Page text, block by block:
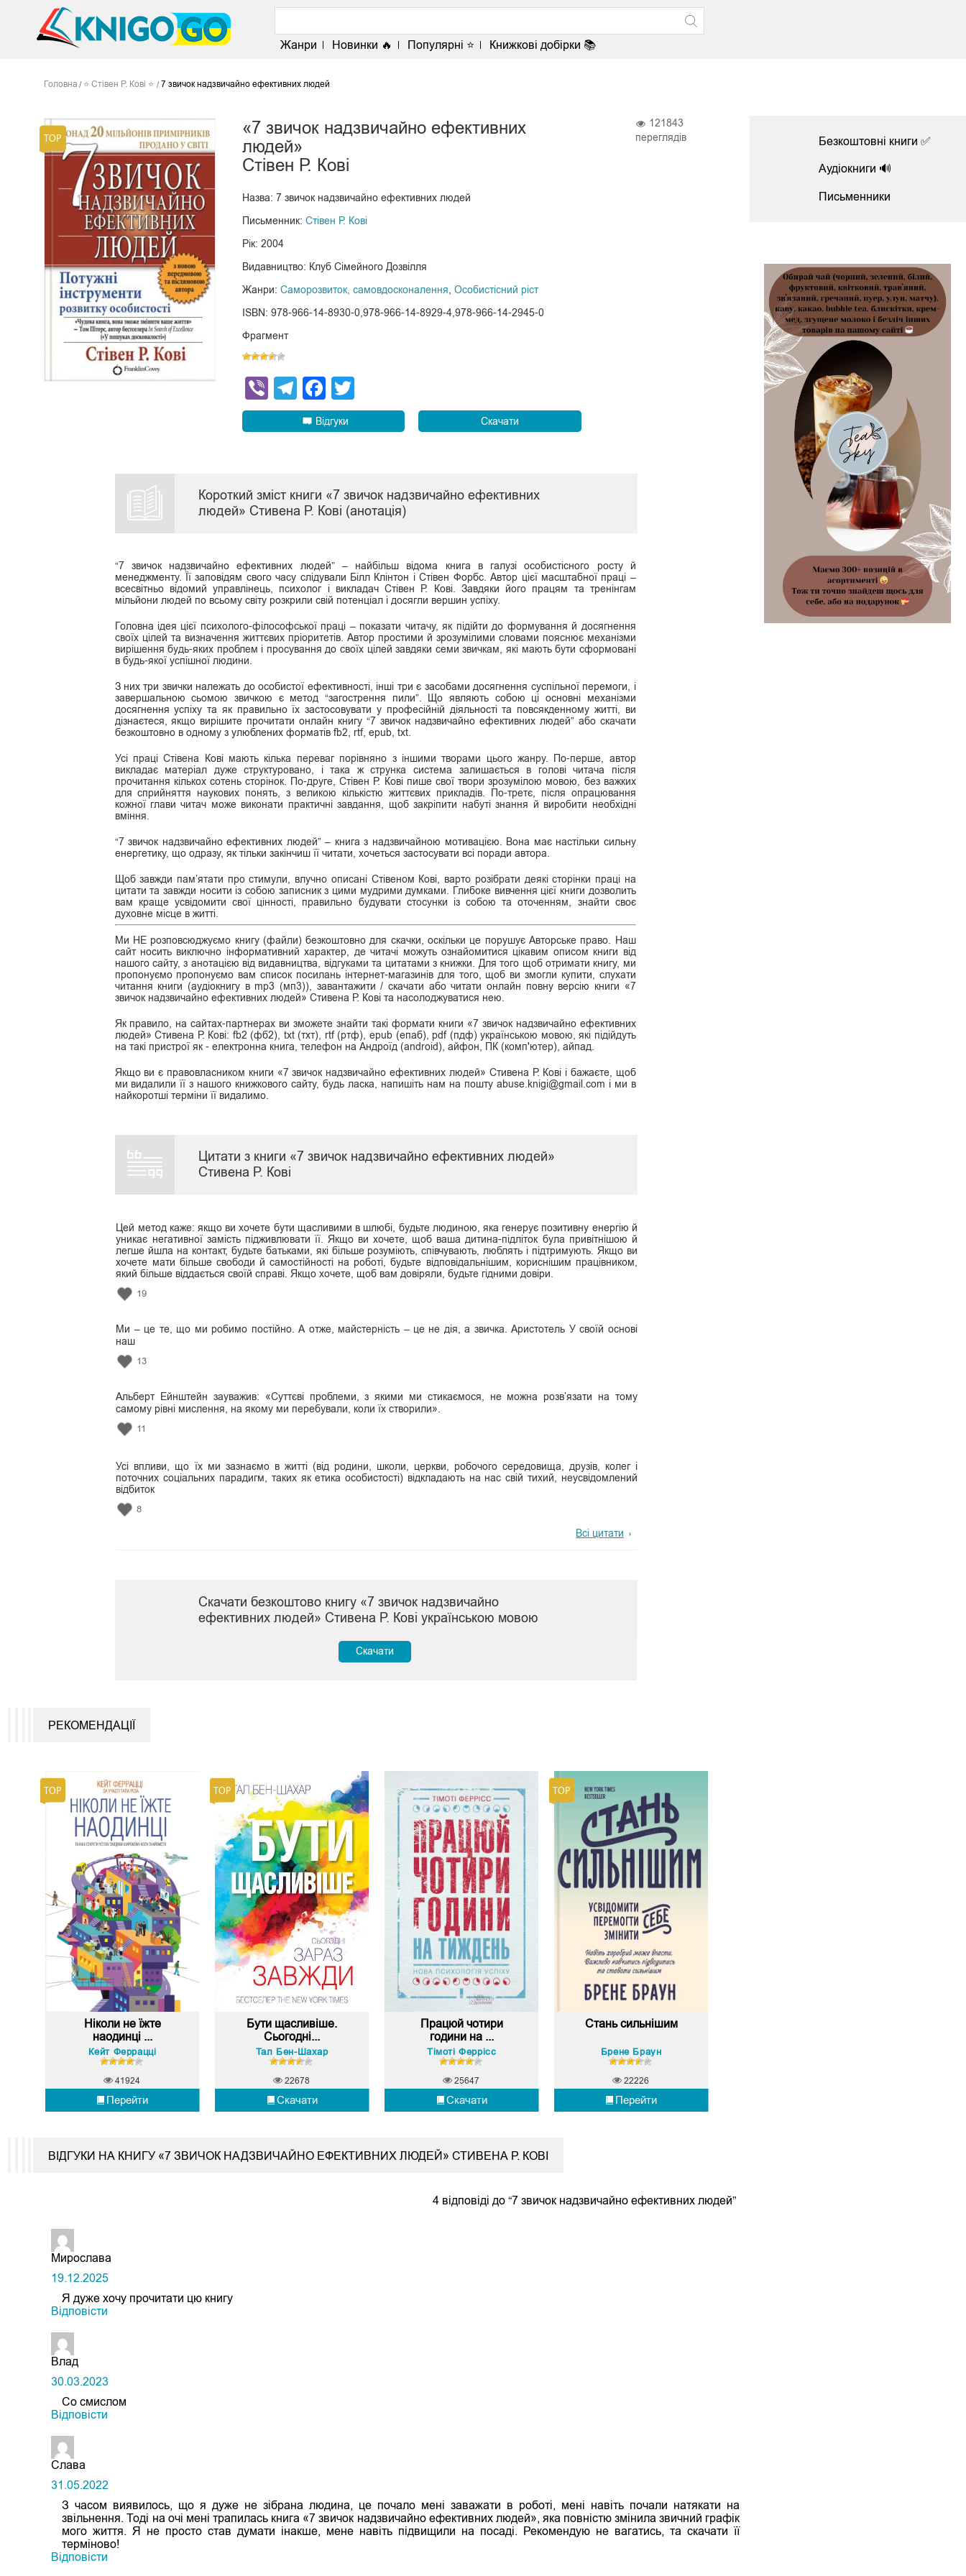
Жанри Новинки 🔥 Популярні ⭐ Книжкові добірки 📚
<
Головна ⭐ Стівен Р. Кові ⭐ 7 звичок надзвичайно ефективних людей
«7 звичок надзвичайно ефективних
людей»
Стівен Р. Кові
Назва: 7 звичок надзвичайно ефективних людей
Письменник: Стівен Р. Кові
Рік: 2004
Видавництво: Клуб Сімейного Дозвілля
Жанри: Саморозвиток, самовдосконалення Особистісний ріст
ISBN: 978-966-14-8930-0,978-966-14-8929-4,978-966-14-2945-0
Фрагмент
ViberTelegram
Facebook
Відгуки Скачати
121843
переглядів
Короткий зміст книги «7 звичок надзвичайно ефективних
людей» Стивена Р. Кові (анотація)
“7 звичок надзвичайно ефективних людей” – найбільш відома книга в галузі особистісного росту й
менеджменту. Її заповідям свого часу слідували Білл Клінтон і Стівен Форбс. Автор цієї масштабної праці –
всесвітньо відомий управлінець, психолог і викладач Стівен Р. Кові. Завдяки його працям та тренінгам
мільйони людей по всьому світу розкрили свій потенціал і досягли вершин успіху.
Головна ідея цієї психолого-філософської праці – показати читачу, як підійти до формування й досягнення
своїх цілей та визначення життєвих пріоритетів. Автор простими й зрозумілими словами пояснює механізми
вирішення будь-яких проблем і просування до своїх цілей завдяки семи звичкам, які мають бути сформовані
в будь-якої успішної людини.
З них три звички належать до особистої ефективності, інші три є засобами досягнення суспільної перемоги, і
завершальною сьомою звичкою є метод “загострення пили”. Що являють собою ці основні механізми
досягнення успіху та як правильно їх застосовувати у професійній діяльності та повсякденному житті, ви
дізнаєтеся, якщо вирішите прочитати онлайн книгу “7 звичок надзвичайно ефективних людей” або скачати
безкоштовно в одному з улюблених форматів fb2, rtf, epub, txt.
Усі праці Стівена Кові мають кілька переваг порівняно з іншими творами цього жанру. По-перше, автор
викладає матеріал дуже структуровано, і така ж струнка система залишається в голові читача після
прочитання кількох сотень сторінок. По-друге, Стівен Р. Кові пише свої твори зрозумілою мовою, без важких
для сприйняття наукових понять, з великою кількістю життєвих прикладів. По-третє, після опрацювання
кожної глави читач може виконати практичні завдання, щоб закріпити набуті знання й виробити необхідні
вміння.
“7 звичок надзвичайно ефективних людей” – книга з надзвичайною мотивацією. Вона має настільки сильну
енергетику, що одразу, як тільки закінчиш її читати, хочеться застосувати всі поради автора.
Щоб завжди пам’ятати про стимули, влучно описані Стівеном Кові, варто розібрати деякі сторінки праці на
цитати та завжди носити із собою записник з цими мудрими думками. Глибоке вивчення цієї книги дозволить
вам краще усвідомити свої цінності, правильно будувати стосунки із собою та оточенням, знайти своє
духовне місце в житті.
Ми НЕ розповсюджуємо книгу (файли) безкоштовно для скачки, оскільки це порушує Авторське право. Наш
сайт носить виключно інформативний характер, де читачі можуть ознайомитися цікавим описом книги від
нашого сайту, з анотацією від видавництва, відгуками та цитатами з книжки. Для того щоб отримати книгу, ми
пропонуємо пропонуємо вам список посилань інтернет-магазинів для того, щоб ви змогли купити, слухати
читання книги (аудіокнигу в mp3 (мп3)), завантажити / скачати або читати онлайн повну версію книги «7
звичок надзвичайно ефективних людей» Стивена Р. Кові та насолоджуватися нею.
Як правило, на сайтах-партнерах ви зможете знайти такі формати книги «7 звичок надзвичайно ефективних
людей» Стивена Р. Кові: fb2 (фб2), txt (тхт), rtf (ртф), epub (епаб), pdf (пдф) українською мовою, які підійдуть
на такі пристрої як - електронна книга, телефон на Андроїд (android), айфон, ПК (комп'ютер), айпад.
Якщо ви є правовласником книги «7 звичок надзвичайно ефективних людей» Стивена Р. Кові і бажаєте, щоб
ми видалили її з нашого книжкового сайту, будь ласка, напишіть нам на пошту abuse.knigi@gmail.com і ми в
найкоротші терміни її видалимо.
Цитати з книги «7 звичок надзвичайно ефективних людей»
Стивена Р. Кові
Цей метод каже: якщо ви хочете бути щасливими в шлюбі, будьте людиною, яка генерує позитивну енергію й
уникає негативної замість підживлювати її. Якщо ви хочете, щоб ваша дитина-підліток була привітнішою й
легше йшла на контакт, будьте батьками, які більше розуміють, співчувають, люблять і підтримують. Якщо ви
хочете мати більше свободи й самостійності на роботі, будьте відповідальнішим, кориснішим працівником,
який більше віддається своїй справі. Якщо хочете, щоб вам довіряли, будьте гідними довіри.
19
Ми – це те, що ми робимо постійно. А отже, майстерність – це не дія, а звичка. Аристотель У своїй основі
наш
13
Альберт Ейнштейн зауважив: «Суттєві проблеми, з якими ми стикаємося, не можна розв’язати на тому
самому рівні мислення, на якому ми перебували, коли їх створили».
11
Усі впливи, що їх ми зазнаємо в житті (від родини, школи, церкви, робочого середовища, друзів, колег і
поточних соціальних парадигм, таких як етика особистості) відкладають на нас свій тихий, неусвідомлений
відбиток
8
Всі цитати
Скачати безкоштово книгу «7 звичок надзвичайно
ефективних людей» Стивена Р. Кові українською мовою
Скачати
РЕКОМЕНДАЦІЇ
Ніколи не їжте
наодинці ...
Кейт Феррацці
Перейти
41924
Бути щасливіше.
Сьогодні...
Тал Бен-Шахар
Скачати
22678
Працюй чотири
години на ...
Тімоті Феррісс
Скачати
25647
Стань сильнішим
Брене Браун
Перейти
22226
ВІДГУКИ НА КНИГУ «7 ЗВИЧОК НАДЗВИЧАЙНО ЕФЕКТИВНИХ ЛЮДЕЙ» СТИВЕНА Р. КОВІ
4 відповіді до “7 звичок надзвичайно ефективних людей”
Мирослава
19.12.2025
Я дуже хочу прочитати цю книгу
Відповіcти
Влад
30.03.2023
Со смислом
Відповіcти
Слава
31.05.2022
З часом виявилось, що я дуже не зібрана людина, це почало мені заважати в роботі, мені навіть почали натякати на
звільнення. Тоді на очі мені трапилась книга «7 звичок надзвичайно ефективних людей», яка повністю змінила звичний графік
мого життя. Я не просто став думати інакше, мене навіть підвищили на посаді. Рекомендую не вагатись, та скачати її
терміново!
Відповіcти
Безкоштовні книги ✅
Аудіокниги 🔊
Письменники